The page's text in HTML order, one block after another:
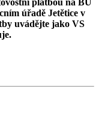
úřadě Jetětice v
uvádějte jako VS